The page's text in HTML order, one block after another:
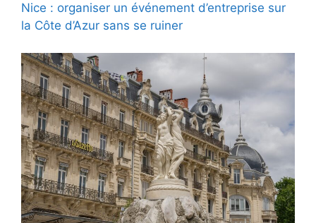
Nice : organiser un événement d’entreprise sur
la Côte d’Azur sans se ruiner